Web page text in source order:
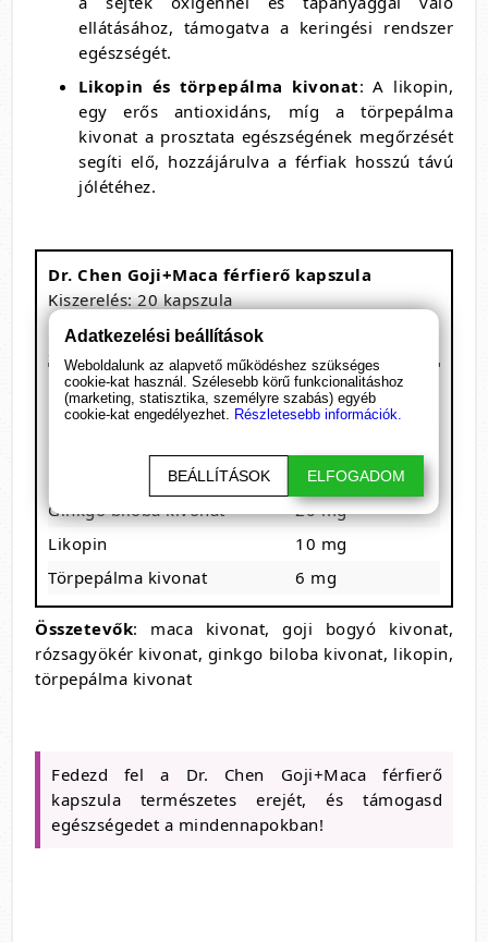
ellátásához, támogatva a keringési rendszer
egészségét.
Likopin és törpepálma kivonat: A likopin,
egy erős antioxidáns, míg a törpepálma
kivonat a prosztata egészségének megőrzését
segíti elő, hozzájárulva a férfiak hosszú távú
jólétéhez.
Dr. Chen Goji+Maca férfierő kapszula
Kiszerelés: 20 kapszula
1 adag: 1 kapszula
20 adagot tartalmaz
Megnevezés
/ 1 kapszula
Maca kivonat
125 mg
Rózsagyökér kivonat
65 mg
Ginkgo biloba kivonat
20 mg
Likopin
10 mg
Törpepálma kivonat
6 mg
Összetevők: maca kivonat, goji bogyó kivonat,
rózsagyökér kivonat, ginkgo biloba kivonat, likopin,
törpepálma kivonat
Fedezd fel a Dr. Chen Goji+Maca férfierő
kapszula természetes erejét, és támogasd
egészségedet a mindennapokban!
Adatkezelési beállítások
Weboldalunk az alapvető működéshez szükséges
cookie-kat használ. Szélesebb körű funkcionalitáshoz
(marketing, statisztika, személyre szabás) egyéb
cookie-kat engedélyezhet. Részletesebb információk.
BEÁLLÍTÁSOK ELFOGADOM